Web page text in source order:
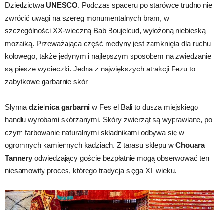
Dziedzictwa UNESCO. Podczas spaceru po starówce trudno nie
zwrócić uwagi na szereg monumentalnych bram, w
szczególności XX-wieczną Bab Boujeloud, wyłożoną niebieską
mozaiką. Przeważająca część medyny jest zamknięta dla ruchu
kołowego, także jedynym i najlepszym sposobem na zwiedzanie
są piesze wycieczki. Jedna z największych atrakcji Fezu to
zabytkowe garbarnie skór.
Słynna dzielnica garbarni w Fes el Bali to dusza miejskiego
handlu wyrobami skórzanymi. Skóry zwierząt są wyprawiane, po
czym farbowanie naturalnymi składnikami odbywa się w
ogromnych kamiennych kadziach. Z tarasu sklepu w Chouara
Tannery odwiedzający goście bezpłatnie mogą obserwować ten
niesamowity proces, którego tradycja sięga XII wieku.